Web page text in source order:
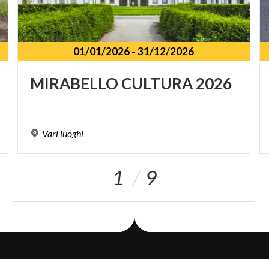
01/01/2026-31/12/2026
MIRABELLO CULTURA2026
Vari luoghi
1 9